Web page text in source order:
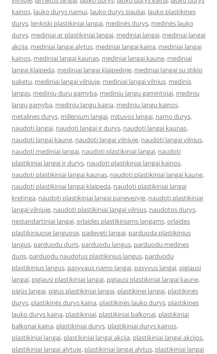
kainos, lauko durys namui, lauko durys siauliai, lauko plastikines
durys, lenkiski plastikiniai langai, medinės durys, medinės lauko
durys, mediniai ar plastikiniai langai, mediniai langai, mediniai langai
akcija, mediniai langai alytus, mediniai langai kaina, mediniai langai
kainos, mediniai langai kaunas, mediniai langai kaune, mediniai
langai klaipeda, mediniai langai klaipedoje, mediniai langai su stiklo
paketu, mediniai langai vilniuje, mediniai langai vilnius, medinis
langas, medinių durų gamyba, mediniu langu gamintojai, medinių
langų gamyba, mediniu langu kaina, mediniu langu kainos,
metalines durys, millenium langai, mituvos langai, namo durys,
naudoti langai, naudoti langai ir durys, naudoti langai kaunas,
naudoti langai kaune, naudoti langai vilniuje, naudoti langai vilnius,
naudoti mediniai langai, naudoti plastikiniai langai, naudoti
plastikiniai langai ir durys, naudoti plastikiniai langai kainos,
naudoti plastikiniai langai kaunas, naudoti plastikiniai langai kaune,
naudoti plastikiniai langai klaipeda, naudoti plastikiniai langai
kretinga, naudoti plastikiniai langai panevezyje, naudoti plastikiniai
langai vilniuje, naudoti plastikiniai langai vilnius, naudotos durys,
nestandartiniai langai,orlaides plastikiniams langams,orlaides
plastikiniuose languose, padeveti langai, parduoda plastikinius
langus, parduodu duris, parduodu langus, parduodu medines
duris, parduodu naudotus plastikinius langus, parduodu
plastikinius langus, pasyvaus namo langai, pasyvus langai, pigiausi
langai, pigiausi plastikiniai langai, pigiausi plastikiniai langai kaune,
pigūs langai, pigus plastikiniai langai, plastikinei langai, plastikinės
durys, plastikinės durys kaina, plastikinės lauko durys, plastikines
lauko durys kaina, plastikiniai, plastikiniai balkonai, plastikiniai
balkonai kaina, plastikiniai durys, plastikiniai durys kainos,
plastikiniai langai, plastikiniai langai akcija, plastikiniai langai akcijos,
plastikiniai langai alytuje, plastikiniai langai alytus, plastikiniai langai